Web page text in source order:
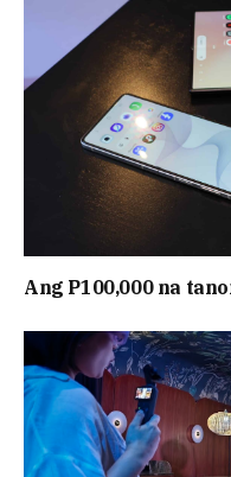
Ang P100,000 na